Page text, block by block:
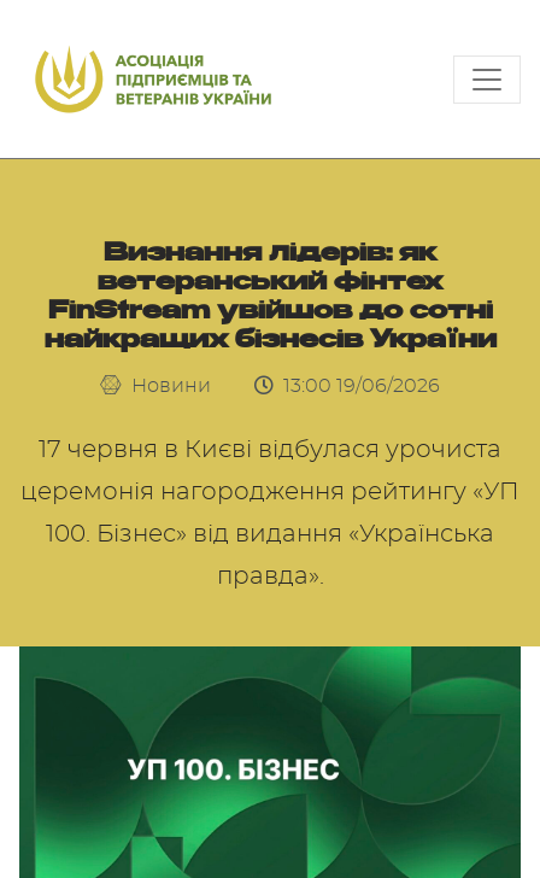
Визнання лідерів: як
ветеранський фінтех
FinStream увійшов до сотні
найкращих бізнесів України
Новини 13:00 19/06/2026
17 червня в Києві відбулася урочиста
церемонія нагородження рейтингу «УП
100. Бізнес» від видання «Українська
правда».